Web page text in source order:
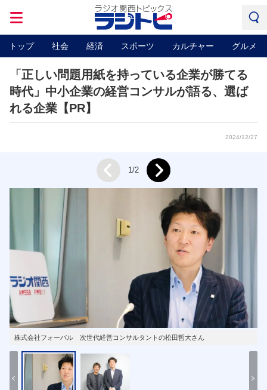
トップ 社会 経済 スポーツ カルチャー グルメ
「正しい問題用紙を持っている企業が勝てる
時代」中小企業の経営コンサルが語る、選ば
れる企業【PR】
2024/12/27
株式会社フォーバル 次世代経営コンサルタントの松田哲大さん
Prev 1/2 Next